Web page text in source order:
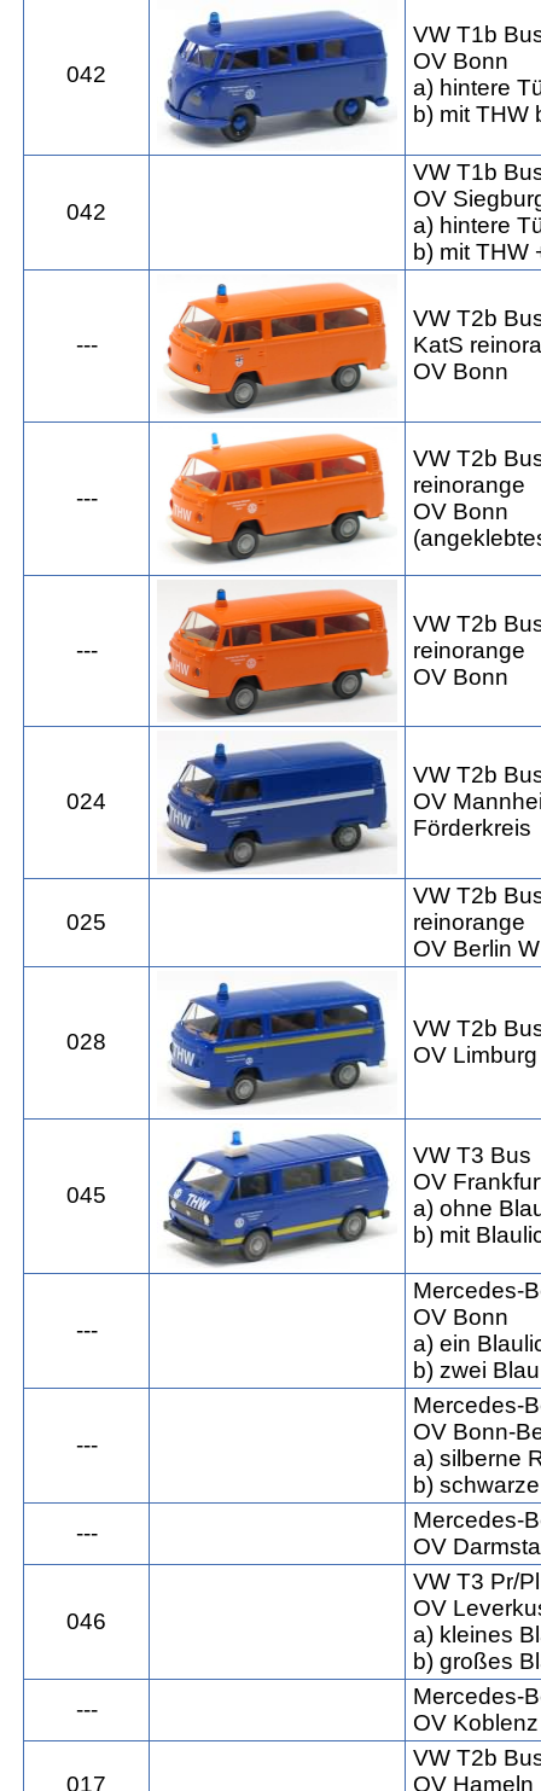
042
VW T1b
OV Bonn
a) hintere
b) mit THW
042
VW T1b
OV
a) hintere
b) mit THW
---
VW T2b
KatS
OV Bonn
---
VW T2b
reinorange
OV Bonn
---
VW T2b
reinorange
OV Bonn
024
VW T2b
OV
Förderkreis
025
VW T2b
reinorange
OV Berlin
028
VW T2b
OV Limburg
045
VW T3 Bus
OV
a) ohne
b) mit
---
Mercedes-
OV Bonn
a) ein
b) zwei
---
Mercedes-
OV Bonn-
a) silberne
b)
---
Mercedes-
OV
046
VW T3 Pr/Pl
OV
a) kleines
b) großes
---
Mercedes-
OV Koblenz
017
VW T2b
OV Hameln